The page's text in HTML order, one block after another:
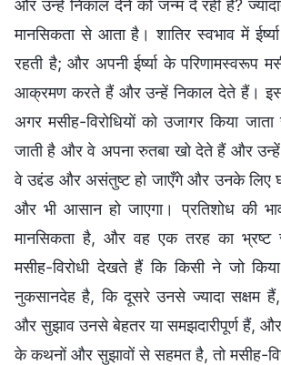
और उन्हें निकाल देने को जन्म दे रही है?
मानसिकता से आता है। शातिर स्वभाव में
रहती है; और अपनी ईर्ष्या के परिणामस्वरूप
आक्रमण करते हैं और उन्हें निकाल देते हैं। इस
अगर मसीह-विरोधियों को उजागर किया जाता
जाती है और वे अपना रुतबा खो देते हैं और
वे उद्दंड और असंतुष्ट हो जाएँगे और उनके लिए
और भी आसान हो जाएगा। प्रतिशोध की
मानसिकता है, और वह एक तरह का भ्रष्ट
मसीह-विरोधी देखते हैं कि किसी ने जो
नुकसानदेह है, कि दूसरे उनसे ज्यादा सक्षम
और सुझाव उनसे बेहतर या समझदारीपूर्ण हैं,
के कथनों और सुझावों से सहमत है, तो मसीह-